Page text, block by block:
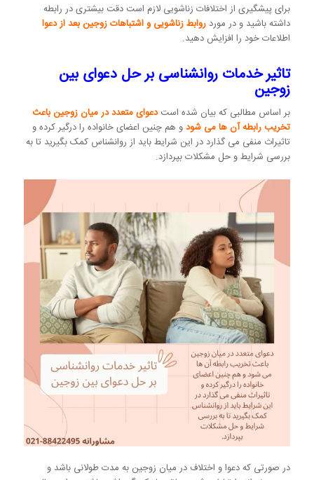
برای پیشگیری از اختلافات زناشویی لازم است دقت بیشتری در رابطه
داشته باشید و در مورد روابط زناشویی و اشتباهات زوجین بعد از دعوا
اطلاعات خود را افزایش دهید.
تاثیر خدمات روانشناسی بر حل دعوای بین
زوجین
بر اساس مطالبی که بیان شده استدعوای متعدد در میان زوجین باعث
تخریب رابطه آن ها می شود و هم چنین اعضای خانواده را درگیر کرده و
تاثیراث منفی می گذارد در این شرایط باید از روانشناس کمک بگیرید تا به
بررسی شرایط و حل مشکلات بپردازد.
در صورتی که دعوا و اختلاف در میان زوجین به مدت طولانی باشد و